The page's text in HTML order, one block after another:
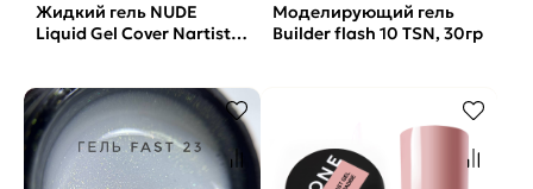
Жидкий гель NUDE
Liquid Gel Cover Nartist,
Моделирующий гель
Builder flash 10 TSN, 30гр